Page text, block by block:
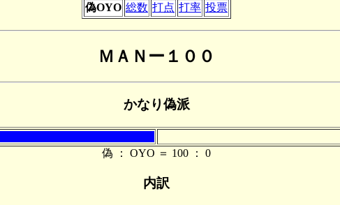
偽OYO 総数 打点 打率 投票
ＭＡＮー１００
かなり偽派
偽 ： OYO ＝ 100 ： 0
内訳